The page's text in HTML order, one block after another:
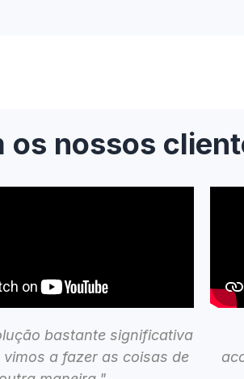
os nossos
bastante significativa
vimos a fazer as coisas de